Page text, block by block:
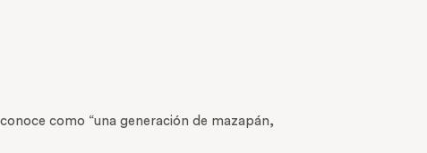
como “una generación de mazapán,